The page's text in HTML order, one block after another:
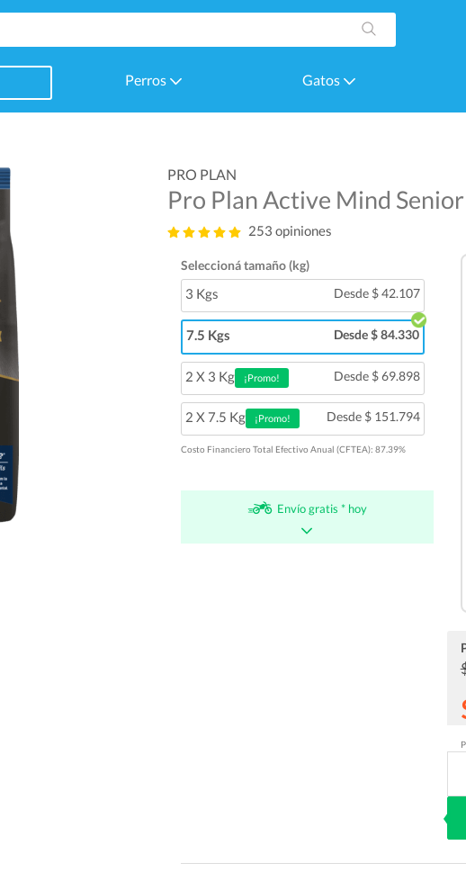
Perros Gatos
PRO PLAN
Pro Plan Active Mind
253 opiniones
Seleccioná tamaño (kg)
3 Kgs Desde $ 42.107
7.5 Kgs Desde $ 84.330
2 X 3 Kg ¡Promo! Desde $ 69.898
2 X 7.5 Kg ¡Promo! Desde $ 151.794
Costo Financiero Total Efectivo Anual (CFTEA): 87.39%
Envío gratis * hoy